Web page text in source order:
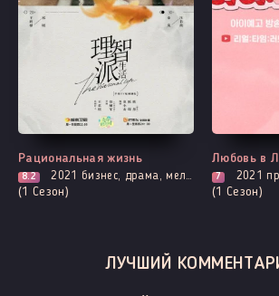
Выходит - 33 Серия
Рациональная жизнь
8.2 2021 бизнес, драма, мелодрама, романтика
(1 Сезон)
Любовь в
7 2021 про
(1 Сезон)
ЛУЧШИЙ